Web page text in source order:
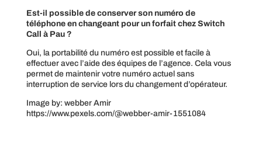
Est-il possible de conserver son numéro de
téléphone en changeant pour un forfait chez Switch
Call à Pau ?
Oui, la portabilité du numéro est possible et facile à
effectuer avec l’aide des équipes de l’agence. Cela vous
permet de maintenir votre numéro actuel sans
interruption de service lors du changement d’opérateur.
Image by: webber Amir
https://www.pexels.com/@webber-amir-1551084